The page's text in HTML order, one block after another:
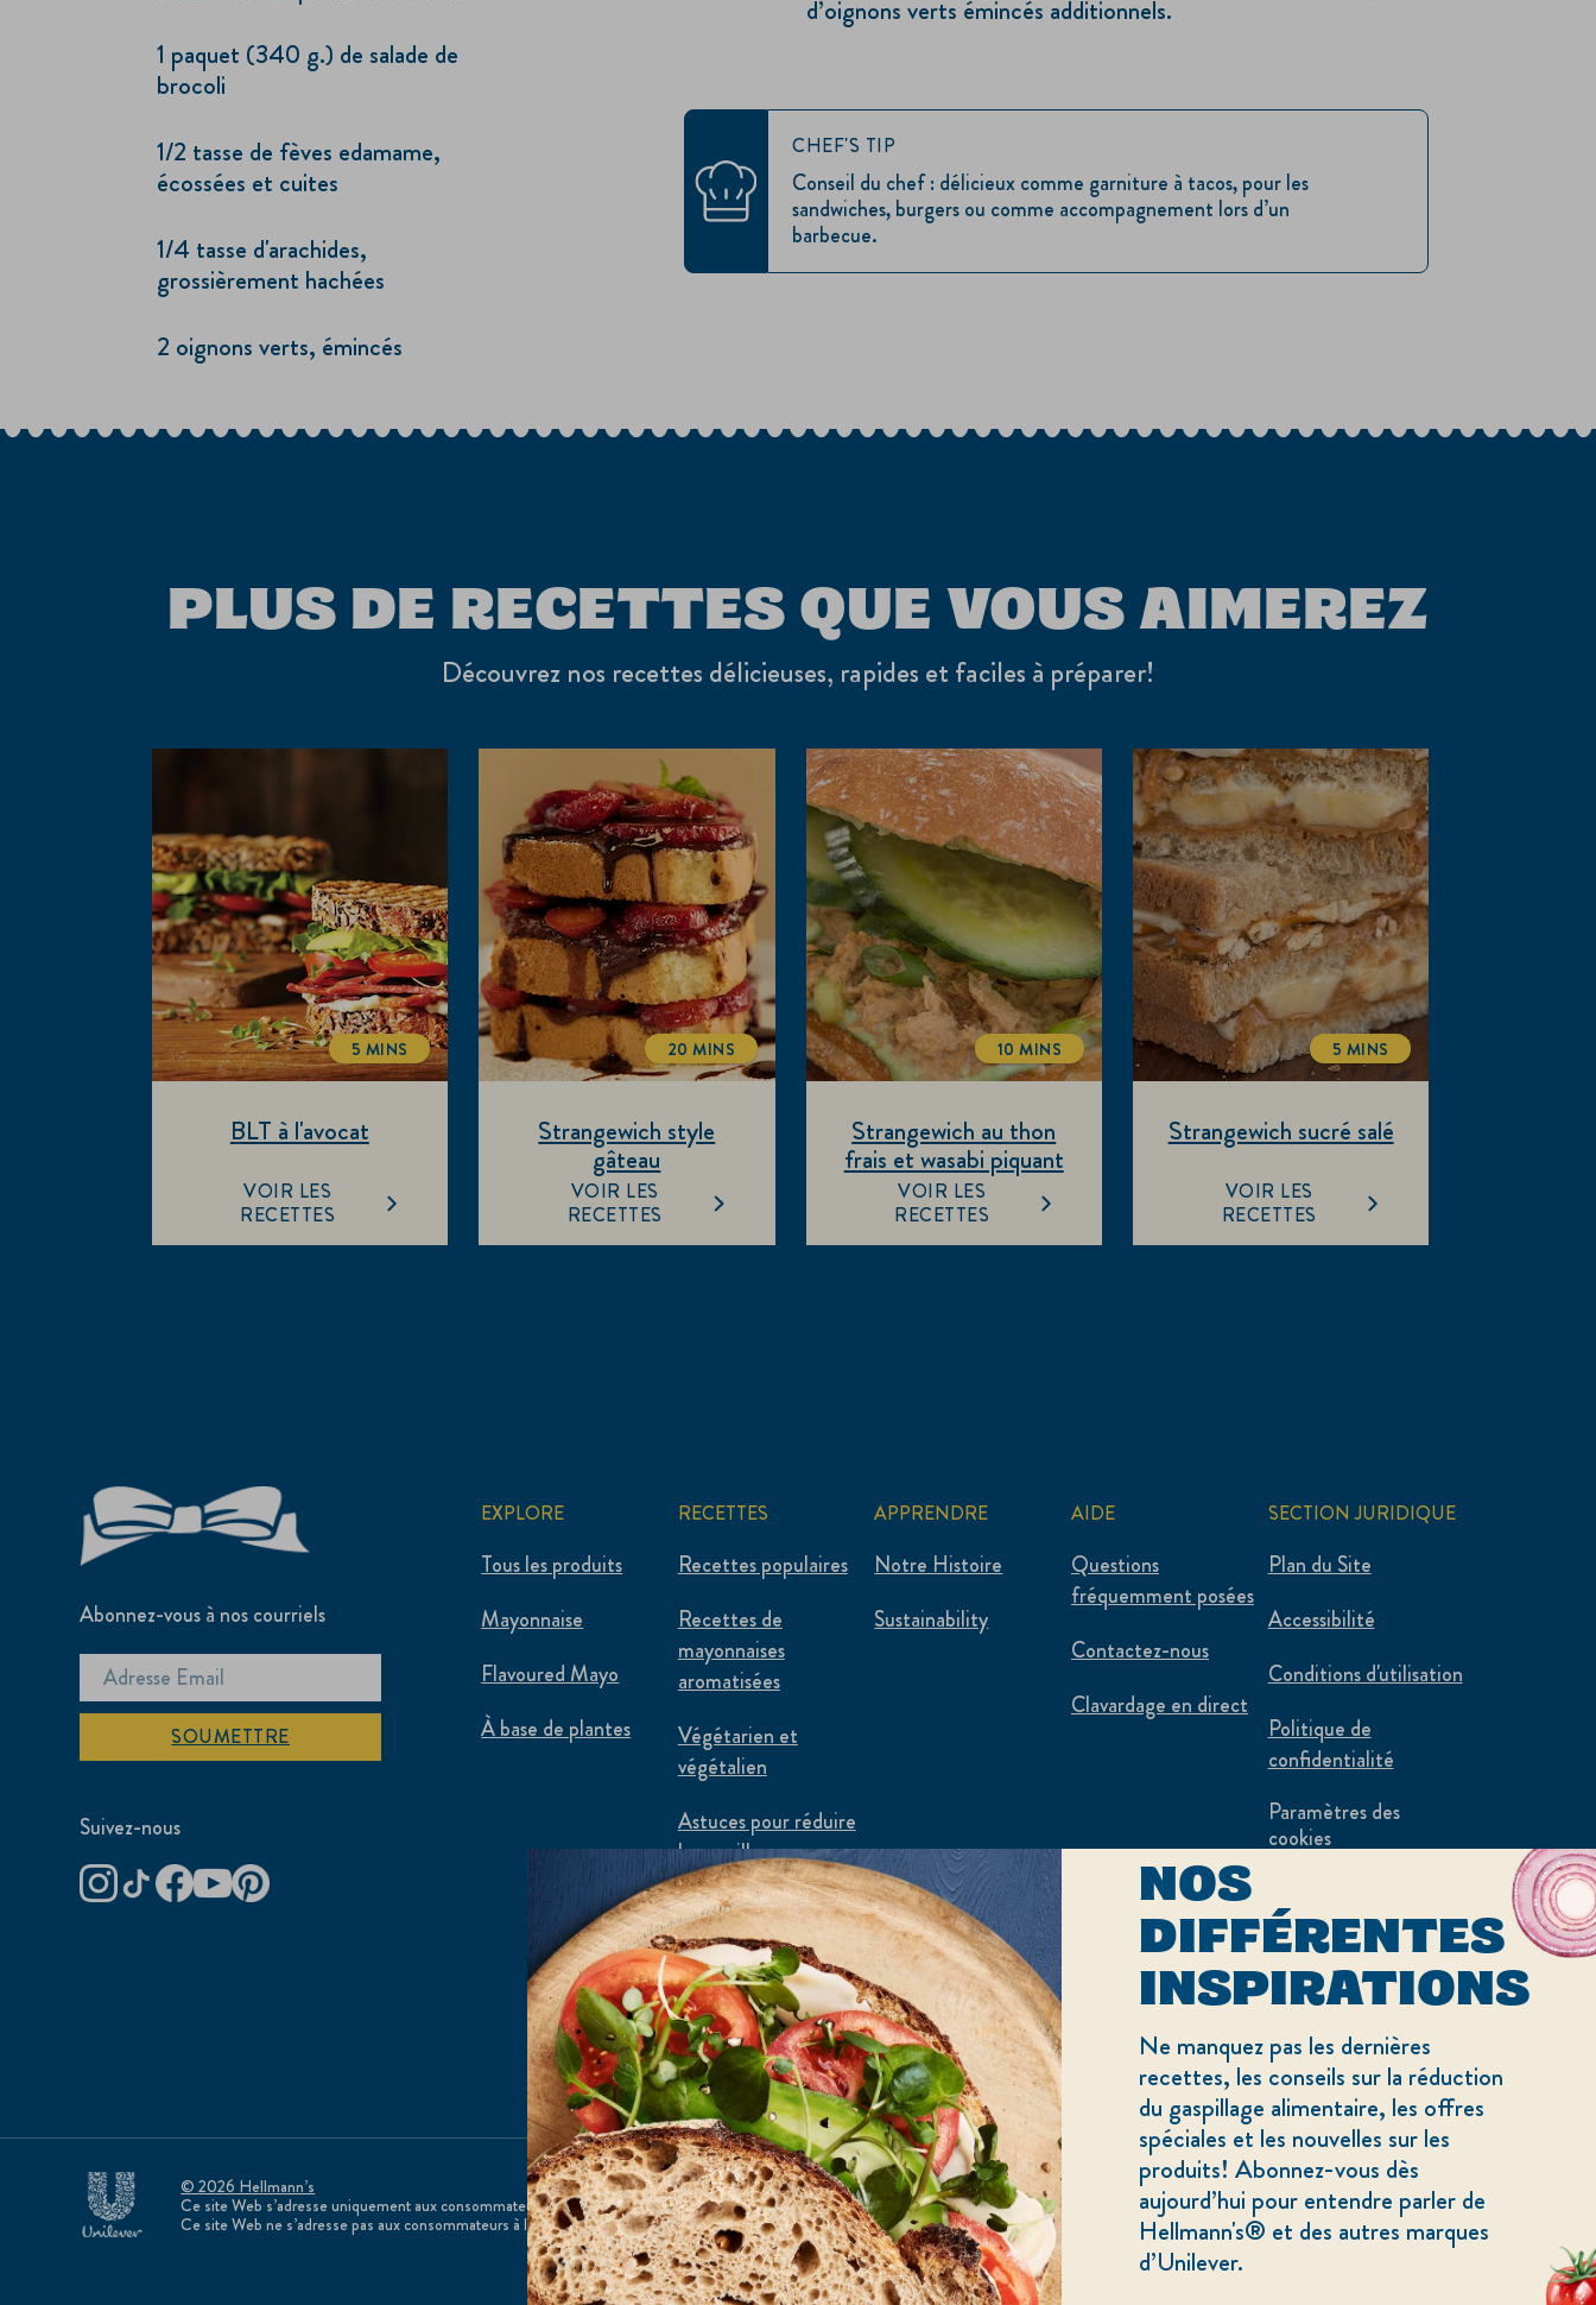
1 paquet (340 g.) de salade de
brocoli
1/2 tasse de fèves edamame,
écossées et cuites
1/4 tasse d'arachides,
grossièrement hachées
2 oignons verts, émincés
d’oignons verts émincés additionnels.
CHEF'S TIP
Conseil du chef : délicieux comme garniture à tacos, pour les
sandwiches, burgers ou comme accompagnement lors d’un
barbecue.
PLUS DE RECETTES QUE VOUS AIMEREZ
Découvrez nos recettes délicieuses, rapides et faciles à préparer!
BLT à l'avocat
TOTALTIME
5 MINS
VOIR LES
RECETTES
Strangewich style
gâteau
TOTALTIME
20 MINS
VOIR LES
RECETTES
Strangewich au thon
frais et wasabi piquant
TOTALTIME
10 MINS
VOIR LES
RECETTES
Strangewich sucré salé
TOTALTIME
5 MINS
VOIR LES
RECETTES
Abonnez-vous à nos courriels
SOUMETTRE
Suivez-nous
EXPLORE
Tous les produits
Mayonnaise
Flavoured Mayo
À base de plantes
RECETTES
Recettes populaires
Recettes de
mayonnaises
aromatisées
Végétarien et
végétalien
Astuces pour réduire
le gaspillage
alimentaire
Flexi-recettes
APPRENDRE
Notre Histoire
Sustainability
AIDE
Questions
fréquemment posées
Contactez-nous
Clavardage en direct
SECTION JURIDIQUE
Plan du Site
Accessibilité
Conditions d'utilisation
Politique de
confidentialité
Paramètres des
cookies
revendre mes
informations
© 2026 Hellmann’s
Ce site Web s’adresse uniquement aux consommateurs canadiens de produits et services de Unilever Canada Inc.
Ce site Web ne s’adresse pas aux consommateurs à l’extérieur du Canada.
LOCATION
Canada Sélectionnez votre pays
DÉCOUVREZ
NOS
DIFFÉRENTES
INSPIRATIONS
Ne manquez pas les dernières
recettes, les conseils sur la réduction
du gaspillage alimentaire, les offres
spéciales et les nouvelles sur les
produits! Abonnez-vous dès
aujourd’hui pour entendre parler de
Hellmann's® et des autres marques
d’Unilever.